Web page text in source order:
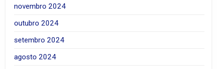
novembro 2024
outubro 2024
setembro 2024
agosto 2024